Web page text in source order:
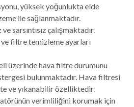
yüksek yoğunlukta elde
ile sağlanmaktadır.
sarsıntısız çalışmaktadır.
filtre temizleme ayarları
üzerinde hava filtre durumunu
bulunmaktadır. Hava filtresi
ve yıkanabilir özelliktedir.
verimliliğini korumak için